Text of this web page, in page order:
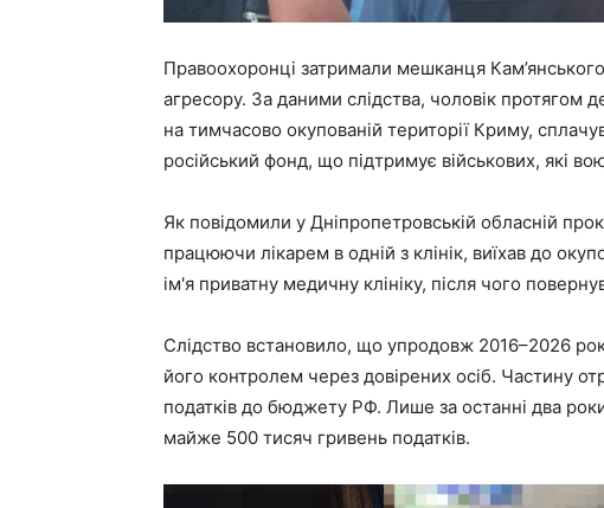
Правоохоронці затримали мешканця
агресору. За даними слідства, чоловік протягом
на тимчасово окупованій території Криму,
російський фонд, що підтримує військових, які
Як повідомили у Дніпропетровській обласній
працюючи лікарем в одній з клінік, виїхав до
ім'я приватну медичну клініку, після чого
Слідство встановило, що упродовж 2016–2026
його контролем через довірених осіб. Частину
податків до бюджету РФ. Лише за останні два
майже 500 тисяч гривень податків.